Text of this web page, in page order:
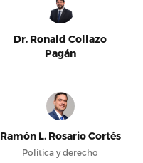
Dr. Ronald Collazo
Pagán
Ramón L. Rosario Cortés
Política y derecho